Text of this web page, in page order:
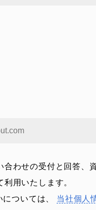
合わせの受付と回答、
用いたします。
ついては、 当社個人